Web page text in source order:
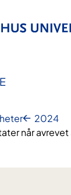
2024
når